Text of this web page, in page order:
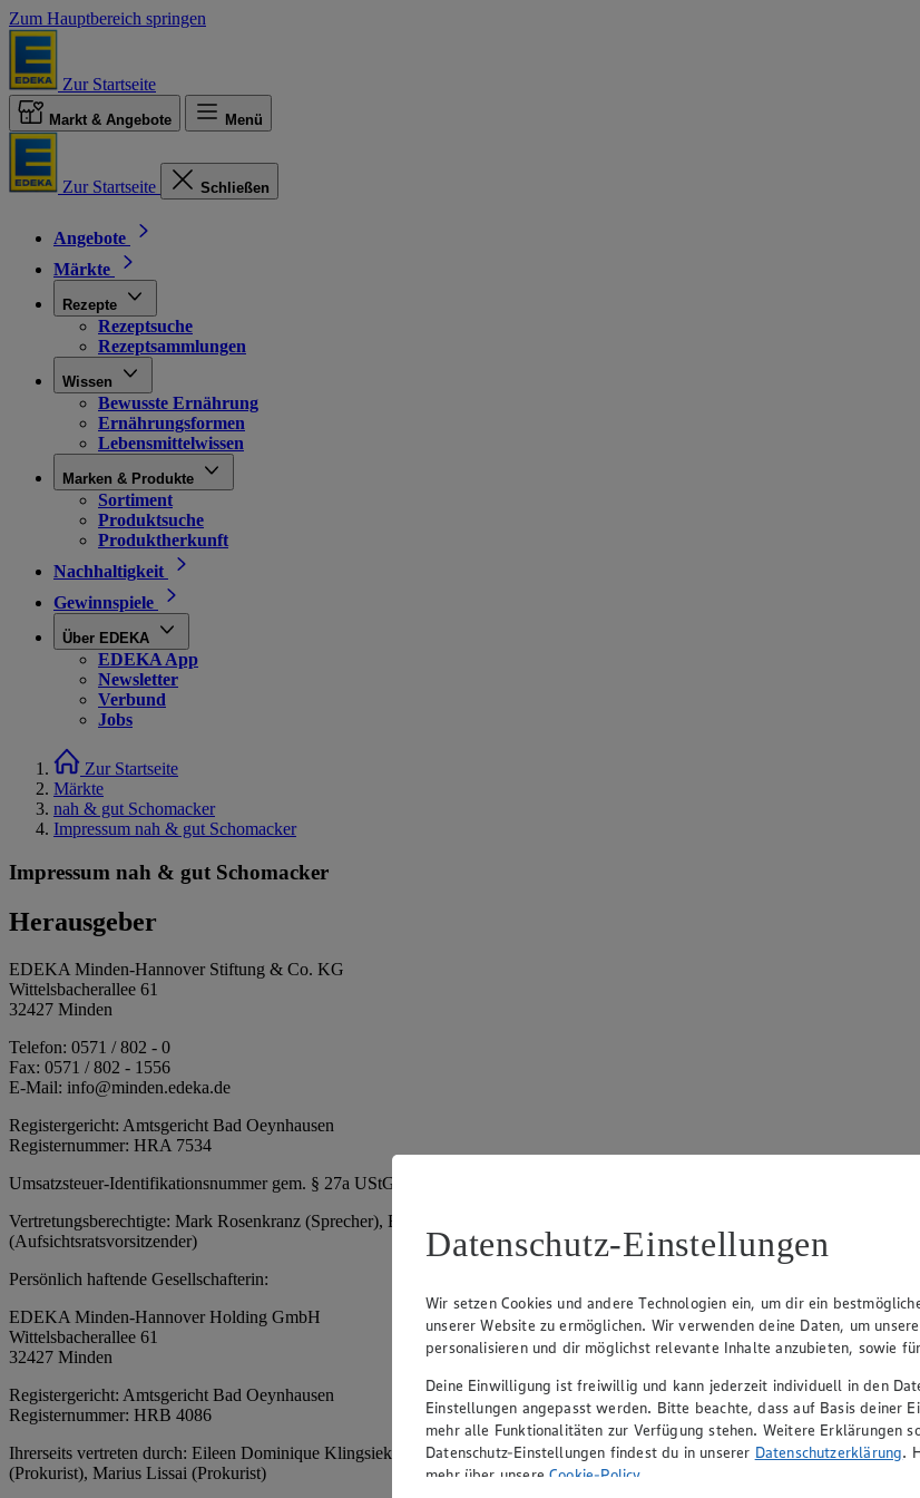
Zum Hauptbereich springen
Zur Startseite
Markt & Angebote Menü
Zur Startseite Schließen
Angebote
Märkte
Rezepte
Rezeptsuche
Rezeptsammlungen
Wissen
Bewusste Ernährung
Ernährungsformen
Lebensmittelwissen
Marken & Produkte
Sortiment
Produktsuche
Produktherkunft
Nachhaltigkeit
Gewinnspiele
Über EDEKA
EDEKA App
Newsletter
Verbund
Jobs
Zur Startseite
Märkte
nah & gut Schomacker
Impressum nah & gut Schomacker
Impressum nah & gut Schomacker
Herausgeber
EDEKA Minden-Hannover Stiftung & Co. KG
Wittelsbacherallee 61
32427 Minden
Telefon: 0571 / 802 - 0
Fax: 0571 / 802 - 1556
E-Mail: info@minden.edeka.de
Registergericht: Amtsgericht Bad Oeynhausen
Registernummer: HRA 7534
Umsatzsteuer-Identifikationsnummer gem. § 27a UStG: DE 266067317
Vertretungsberechtigte: Mark Rosenkranz (Sprecher), Eileen Dominique Klingsiek (Vorstandsmitglied), Ulf-U. Plath
(Aufsichtsratsvorsitzender)
Persönlich haftende Gesellschafterin:
EDEKA Minden-Hannover Holding GmbH
Wittelsbacherallee 61
32427 Minden
Registergericht: Amtsgericht Bad Oeynhausen
Registernummer: HRB 4086
Ihrerseits vertreten durch: Eileen Dominique Klingsiek (Geschäftsführerin), Mark Rosenkranz (Geschäftsführer), Ulf-U. Plath
(Prokurist), Marius Lissai (Prokurist)
Datenschutz-Einstellungen
Wir setzen Cookies und andere Technologien ein, um dir ein
unserer Website zu ermöglichen. Wir verwenden deine Daten, um
personalisieren und dir möglichst relevante Inhalte anzubieten, sowie
Deine Einwilligung ist freiwillig und kann jederzeit individuell in den
Einstellungen angepasst werden. Bitte beachte, dass auf Basis deiner
mehr alle Funktionalitäten zur Verfügung stehen. Weitere Erklärungen
Datenschutz-Einstellungen findest du in unserer Datenschutzerklärung.
mehr über unsereCookie-Policy.